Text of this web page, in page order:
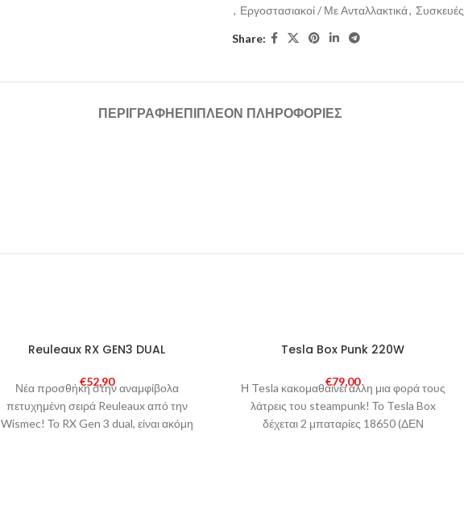
, Εργοστασιακοί / Με Ανταλλακτικά, Συσκευές
Share:
ΠΕΡΙΓΡΑΦΉΕΠΙΠΛΈΟΝ ΠΛΗΡΟΦΟΡΊΕΣ
Reuleaux RX GEN3 DUAL
€52,90
Νέα προσθήκη στην αναμφίβολα
πετυχημένη σειρά Reuleaux από την
Wismec! Το RX Gen 3 dual, είναι ακόμη
Tesla Box Punk 220W
€79,00
Η Tesla κακομαθαίνει άλλη μια φορά τους
λάτρεις του steampunk! Το Tesla Box
δέχεται 2 μπαταρίες 18650 (ΔΕΝ